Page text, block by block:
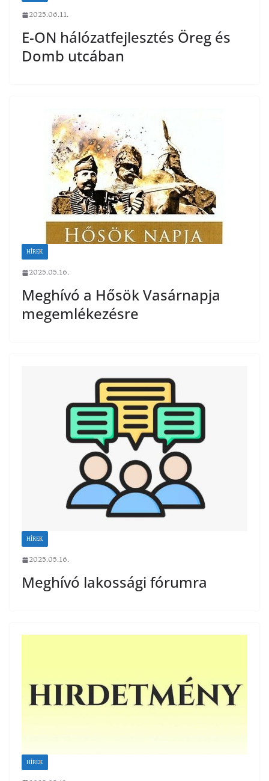
2025.06.11.
E-ON hálózatfejlesztés Öreg és
Domb utcában
HÍREK
2025.05.16.
Meghívó a Hősök Vasárnapja
megemlékezésre
HÍREK
2025.05.16.
Meghívó lakossági fórumra
HÍREK